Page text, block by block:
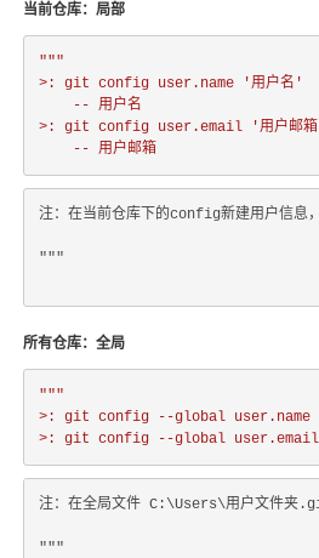
当前仓库：局部
"""
>: git config user.name '用户名'
>: git config user.email '用户邮
注：在当前仓库下的config新建用户信息
"""
所有仓库：全局
"""
>: git config --global user.name '
注：在全局文件 C:\Users\用户文件夹
"""